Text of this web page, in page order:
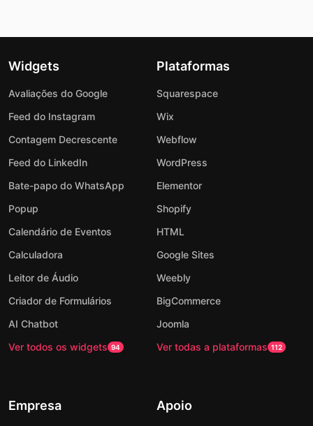
Widgets
Avaliações do Google
Feed do Instagram
Contagem Decrescente
Feed do LinkedIn
Bate-papo do WhatsApp
Popup
Calendário de Eventos
Calculadora
Leitor de Áudio
Criador de Formulários
AI Chatbot
Ver todos os widgets 94
Plataformas
Squarespace
Wix
Webflow
WordPress
Elementor
Shopify
HTML
Google Sites
Weebly
BigCommerce
Joomla
Ver todas a plataformas 112
Empresa Apoio